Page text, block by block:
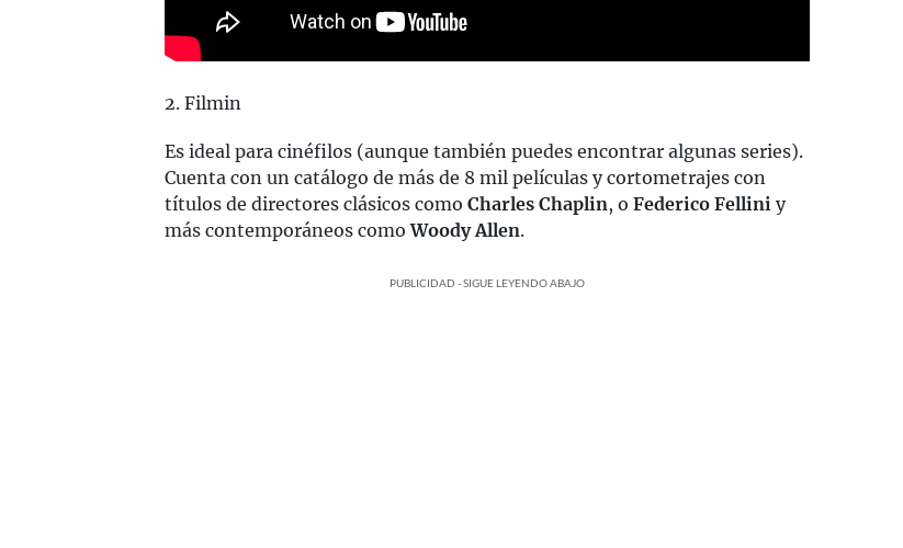
2. Filmin
Es ideal para cinéfilos (aunque también puedes encontrar algunas series).
Cuenta con un catálogo de más de 8 mil películas y cortometrajes con
títulos de directores clásicos como Charles Chaplin, o Federico Fellini y
más contemporáneos comoWoody Allen.
PUBLICIDAD - SIGUE LEYENDO ABAJO